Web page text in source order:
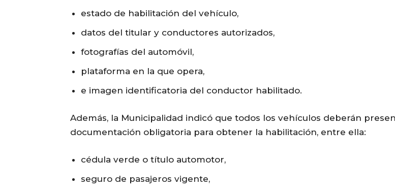
estado de habilitación del vehículo,
datos del titular y conductores autorizados,
fotografías del automóvil,
plataforma en la que opera,
e imagen identificatoria del conductor habilitado.
Además, la Municipalidad indicó que todos los vehículos deberán
documentación obligatoria para obtener la habilitación, entre ella:
cédula verde o título automotor,
seguro de pasajeros vigente,